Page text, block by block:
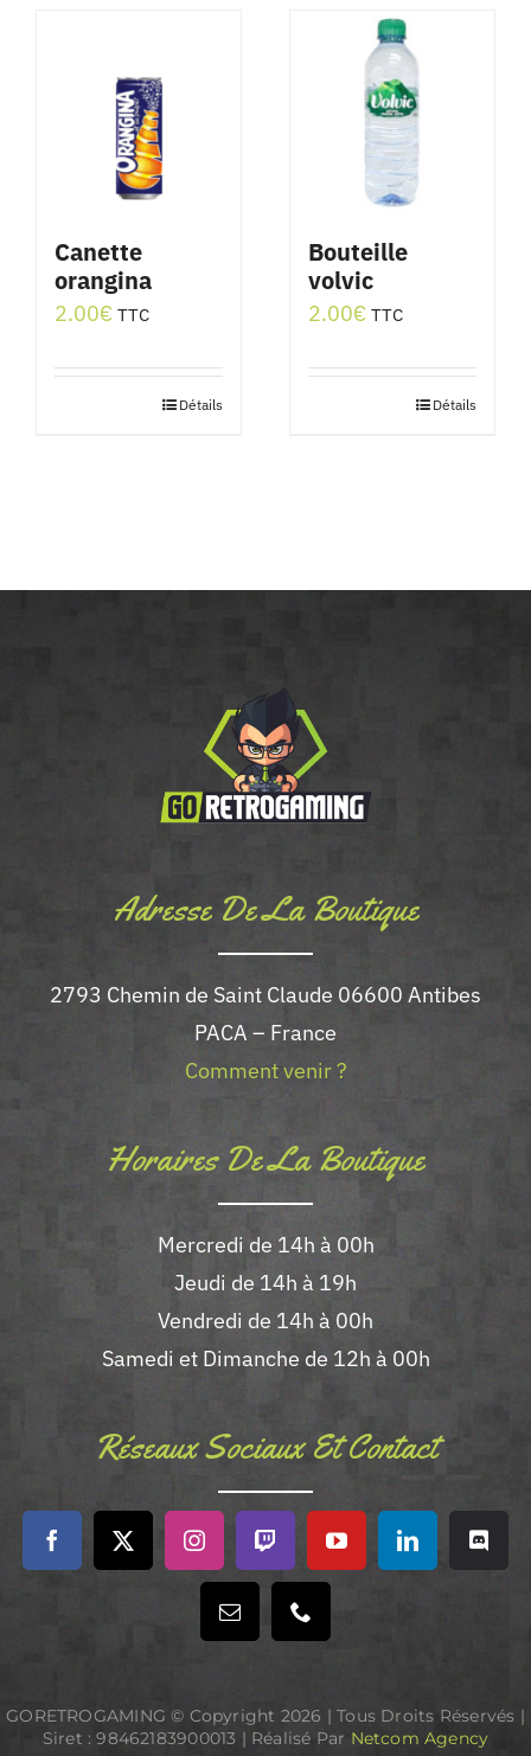
Canette
orangina
2.00€ TTC
Détails
Bouteille
volvic
2.00€ TTC
Détails
Adresse De La Boutique
2793 Chemin de Saint Claude 06600 Antibes
PACA – France
Comment venir ?
Horaires De La Boutique
Mercredi de 14h à 00h
Jeudi de 14h à 19h
Vendredi de 14h à 00h
Samedi et Dimanche de 12h à 00h
Réseaux Sociaux Et Contact
GORETROGAMING © Copyright 2026 | Tous Droits Réservés |
Siret : 98462183900013 | Réalisé Par Netcom Agency